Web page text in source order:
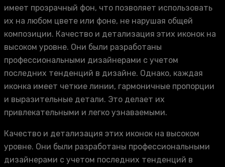
имеет прозрачный фон, что позволяет использовать
их на любом цвете или фоне, не нарушая общей
композиции. Качество и детализация этих иконок на
высоком уровне. Они были разработаны
профессиональными дизайнерами с учетом
последних тенденций в дизайне. Однако, каждая
иконка имеет четкие линии, гармоничные пропорции
и выразительные детали. Это делает их
привлекательными и легко узнаваемыми.
Качество и детализация этих иконок на высоком
уровне. Они были разработаны профессиональными
дизайнерами с учетом последних тенденций в